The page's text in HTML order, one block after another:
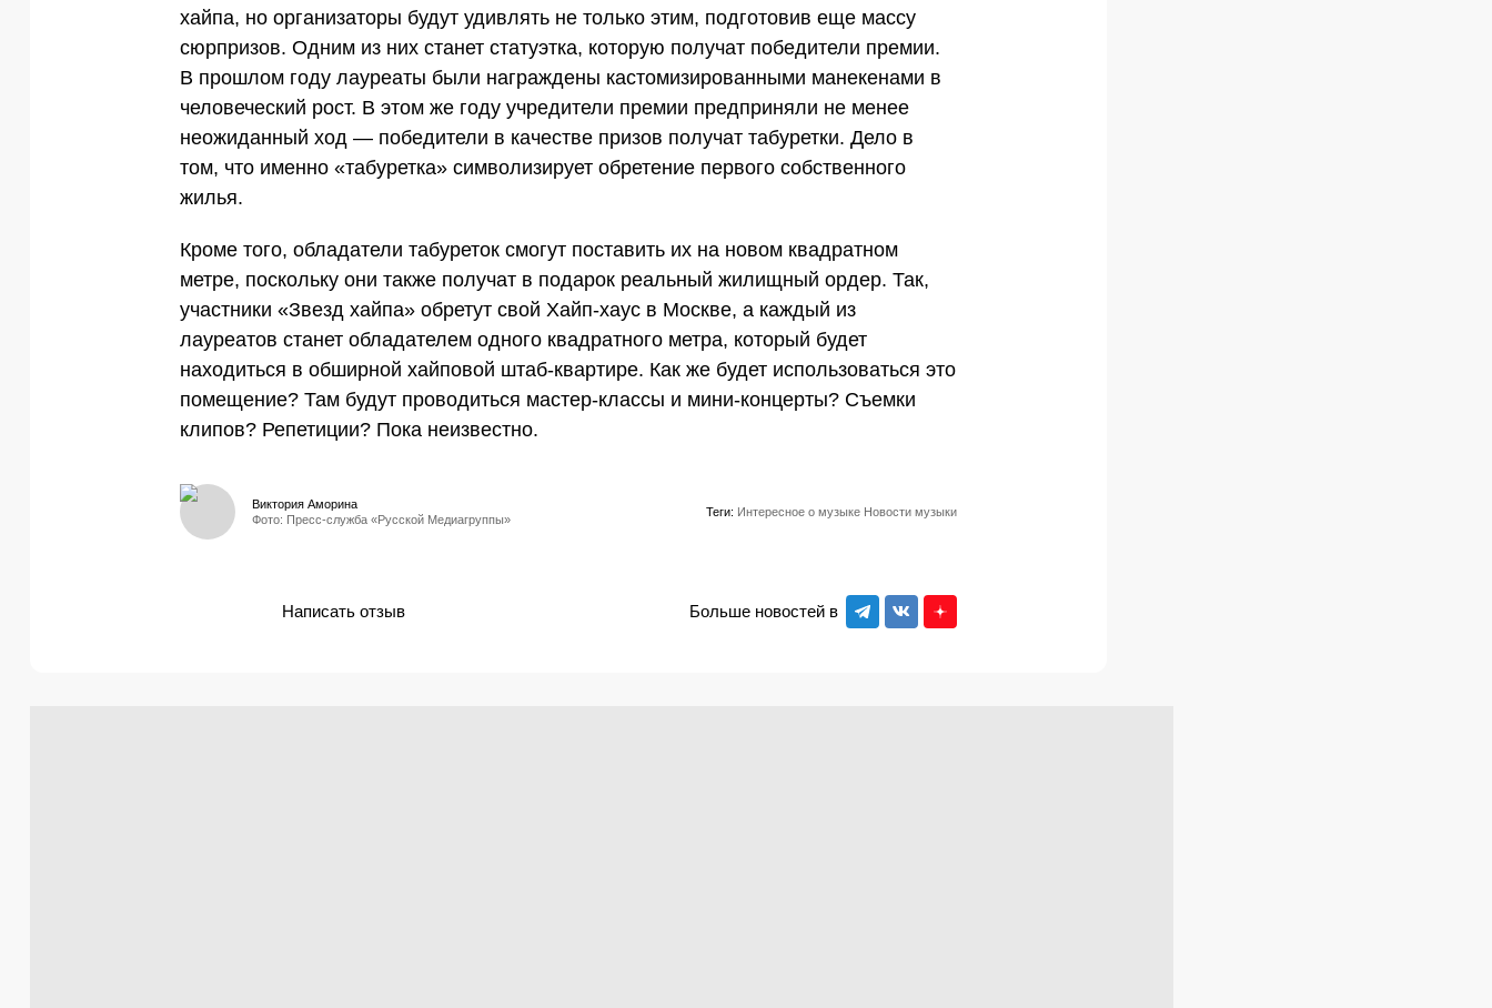
хайпа, но организаторы будут удивлять не только этим, подготовив еще массу
сюрпризов. Одним из них станет статуэтка, которую получат победители премии.
В прошлом году лауреаты были награждены кастомизированными манекенами в
человеческий рост. В этом же году учредители премии предприняли не менее
неожиданный ход — победители в качестве призов получат табуретки. Дело в
том, что именно «табуретка» символизирует обретение первого собственного
жилья.
Кроме того, обладатели табуреток смогут поставить их на новом квадратном
метре, поскольку они также получат в подарок реальный жилищный ордер. Так,
участники «Звезд хайпа» обретут свой Хайп-хаус в Москве, а каждый из
лауреатов станет обладателем одного квадратного метра, который будет
находиться в обширной хайповой штаб-квартире. Как же будет использоваться это
помещение? Там будут проводиться мастер-классы и мини-концерты? Съемки
клипов? Репетиции? Пока неизвестно.
Фото: Пресс-служба «Русской Медиагруппы»
Виктория Аморина
Теги: Интересное о музыке Новости музыки
Больше новостей в
Написать отзыв